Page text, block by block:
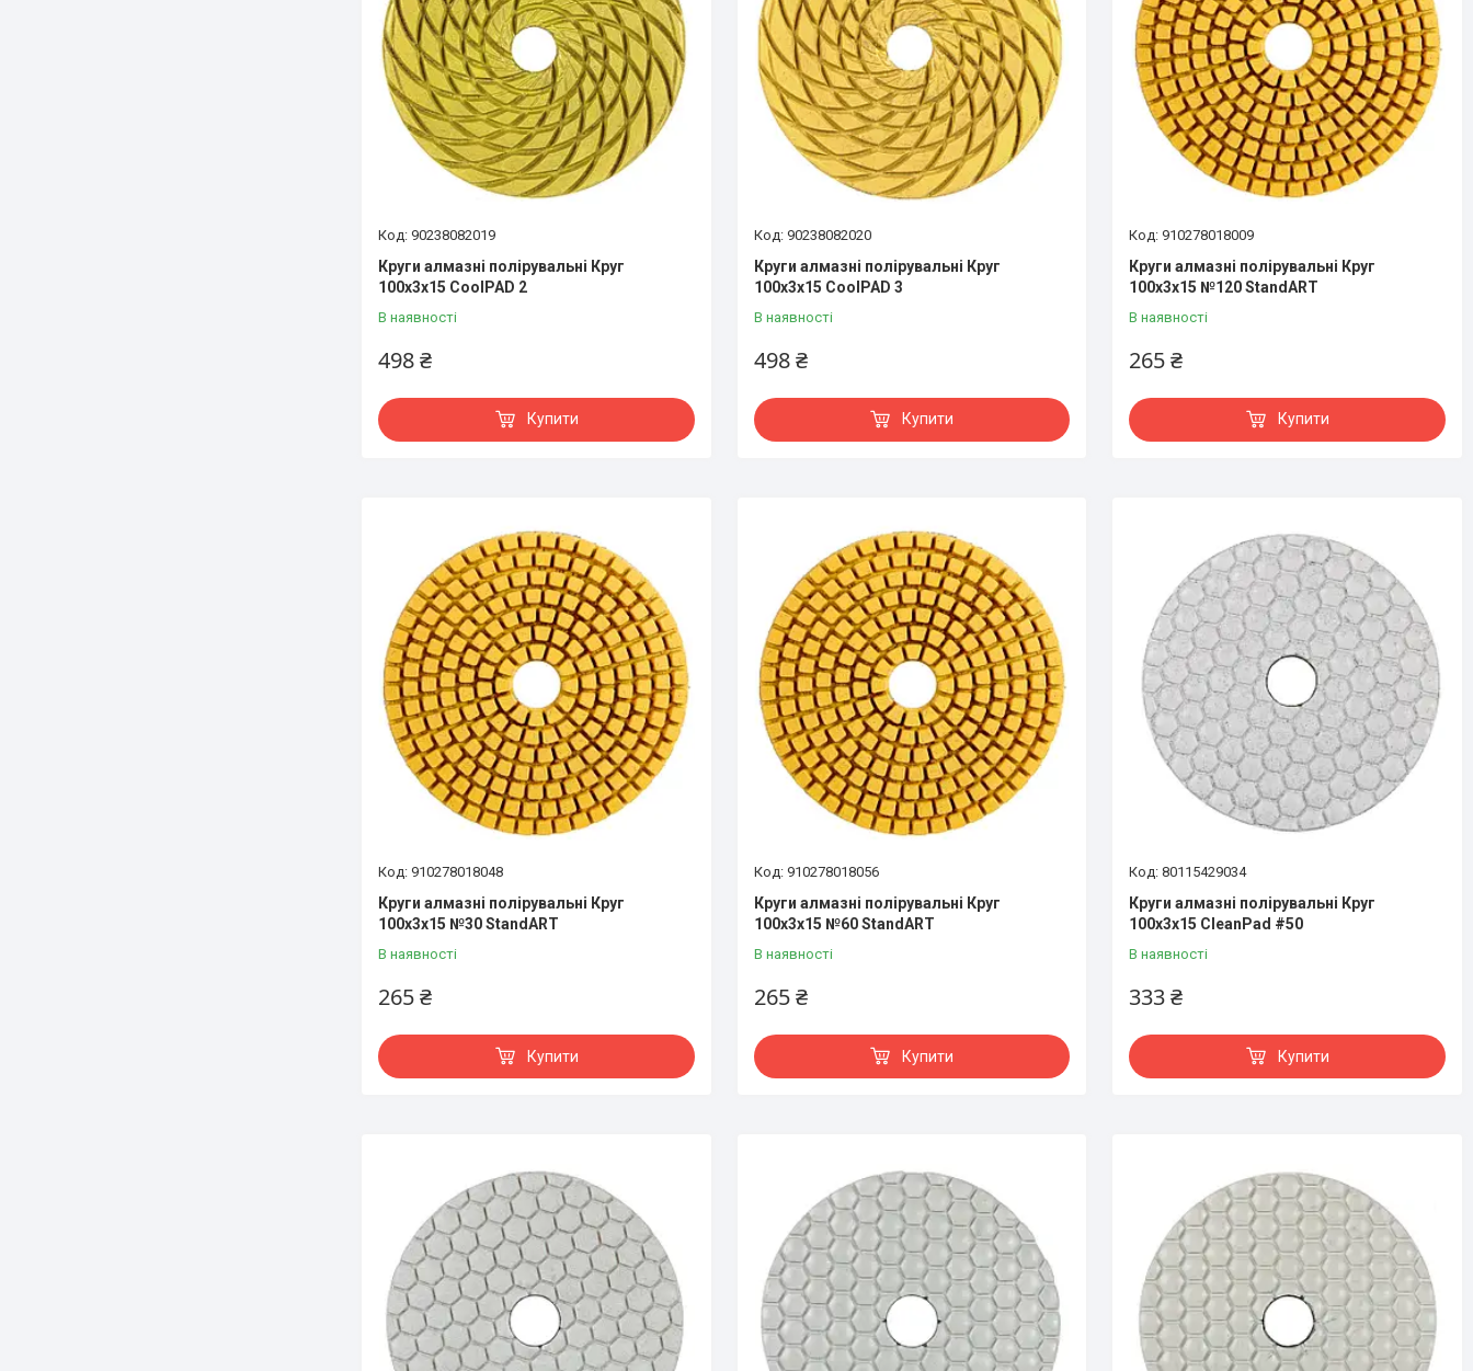
90238082019
Круги алмазні полірувальні Круг
100x3x15 CoolPAD 2
В наявності
498 ₴
Купити
90238082020
Круги алмазні полірувальні Круг
100x3x15 CoolPAD 3
В наявності
498 ₴
Купити
910278018009
Круги алмазні полірувальні Круг
100x3x15 №120 StandART
В наявності
265 ₴
Купити
910278018048
Круги алмазні полірувальні Круг
100x3x15 №30 StandART
В наявності
265 ₴
Купити
910278018056
Круги алмазні полірувальні Круг
100x3x15 №60 StandART
В наявності
265 ₴
Купити
80115429034
Круги алмазні полірувальні Круг
100x3x15 CleanPad #50
В наявності
333 ₴
Купити